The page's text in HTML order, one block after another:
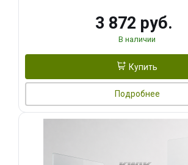
3 872 руб.
В наличии
Купить
Подробнее